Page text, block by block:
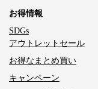
お得情報
SDGs
アウトレットセール
お得なまとめ買い
キャンペーン